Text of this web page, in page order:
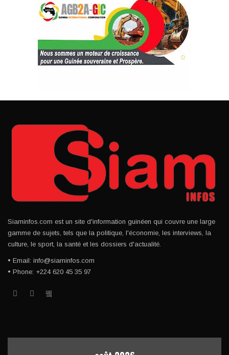
Siaminfos.com est un site d'information guinéen qui couvre une large
gamme de sujets, tels que la politique, l'économie, les interviews, la
culture, le sport, la santé et les dossiers d'actualité.
• Email: info@siaminfos.com
• Phone: +224 620 45 35 97